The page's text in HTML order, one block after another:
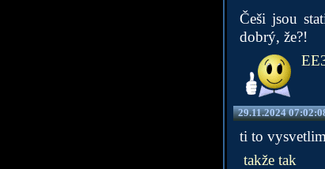
Češi jsou
dobrý, že?!
29.11.2024
ti to
takže tak